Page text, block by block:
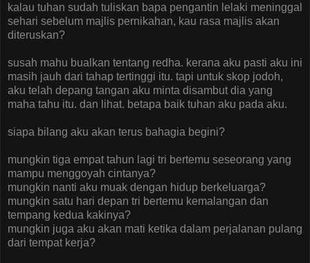
kalau tuhan sudah tuliskan bapa pengantin lelaki meninggal
sehari sebelum majlis pernikahan, kau rasa majlis akan
diteruskan?
susah mahu bualkan tentang redha. kerana aku pasti aku ini
masih jauh dari tahap tertinggi itu. tapi untuk skop jodoh,
aku telah depang tangan aku minta disambut dia yang
maha tahu itu. dan lihat. betapa baik tuhan aku pada aku.
siapa bilang aku akan terus bahagia begini?
mungkin tiga empat tahun lagi tri bertemu seseorang yang
mampu menggoyah cintanya?
mungkin nanti aku muak dengan hidup berkeluarga?
mungkin satu hari depan tri bertemu kemalangan dan
tempang kedua kakinya?
mungkin juga aku akan mati ketika dalam perjalanan pulang
dari tempat kerja?